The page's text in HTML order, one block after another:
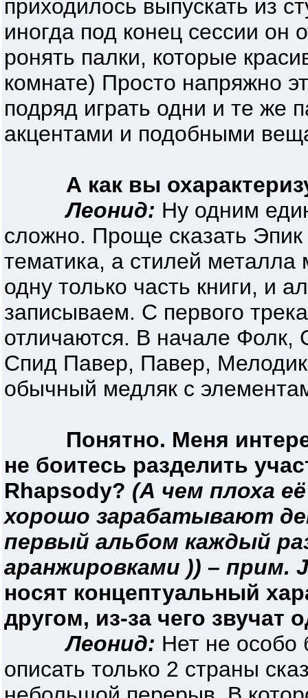
приходилось выпускать из
иногда под конец сессии он
ронять палки, которые
комнате) Просто напряжно
подряд играть одни и те же
акцентами и подобными
А как вы
Леонид: Ну одним
сложно. Проще сказать
тематика, а стилей
одну только часть книги, и
записываем. С первого
отличаются. В начале
Спид Павер, Павер,
обычный медляк с
Понятно. Меня
не боитесь разделить
Rhapsody? (А чем плоха
хорошо зарабатывают
первый альбом каждый
аранжировками )) – прим.
носят концептуальный
другом, из-за чего звучат
Леонид: Нет не особо
описать только 2 страны